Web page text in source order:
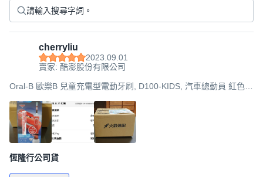
cherryliu
2023.09.01
賣家: 酷澎股份有限公司
Oral-B 歐樂B 兒童充電型電動牙刷, D100-KIDS, 汽車總動員 紅色,
恆隆行公司貨